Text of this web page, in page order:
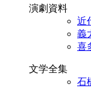
演劇資料
近
義
喜
文学全集
石